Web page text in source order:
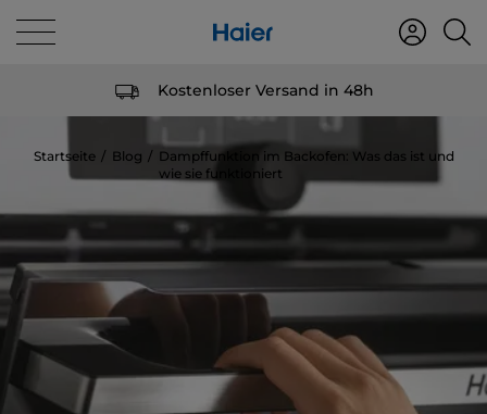
Kostenloser Versand in 48h
Startseite Blog
Dampffunktion im Backofen: Was das ist und
wie sie funktioniert